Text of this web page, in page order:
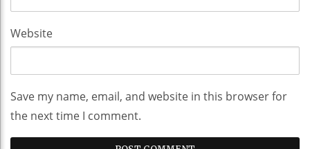
Website
Save my name, email, and website in this browser for
the next time I comment.